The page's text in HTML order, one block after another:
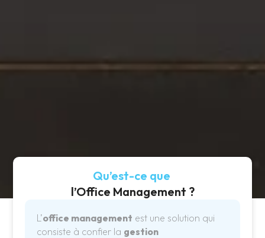
Qu’est-ce que
l’Office Management ?
L’office management est une solution qui
consiste à confier la gestion